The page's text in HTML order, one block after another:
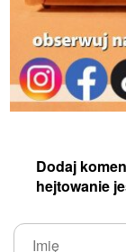
Dodaj
hejtowanie